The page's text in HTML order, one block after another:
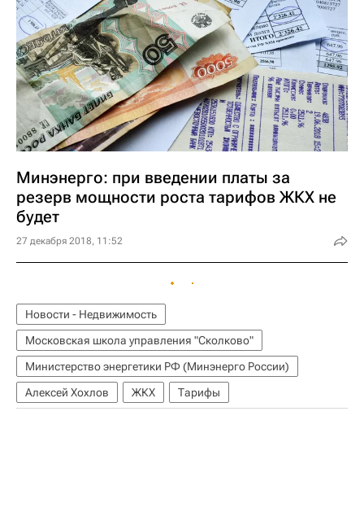
Минэнерго: при введении платы за
резерв мощности роста тарифов ЖКХ не
будет
27 декабря 2018, 11:52
Новости - Недвижимость
Московская школа управления "Сколково"
Министерство энергетики РФ (Минэнерго России)
Алексей Хохлов
ЖКХ Тарифы